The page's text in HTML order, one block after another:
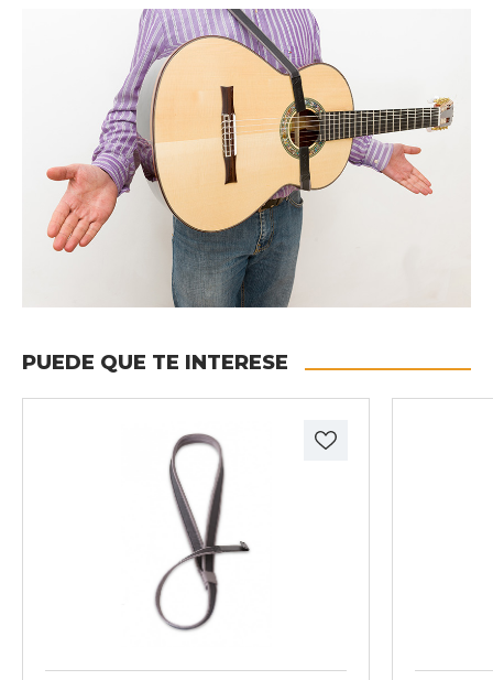
PUEDE QUE TE INTERESE